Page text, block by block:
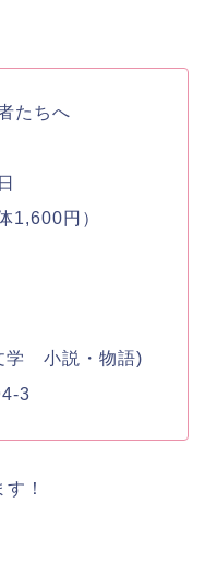
たちへ
1,600円）
学 小説・物語)
3
！